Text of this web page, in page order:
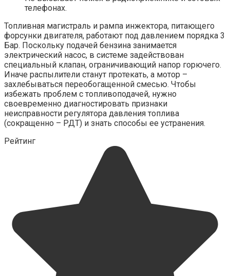
телефонах.
Топливная магистраль и рампа инжектора, питающего
форсунки двигателя, работают под давлением порядка 3
Бар. Поскольку подачей бензина занимается
электрический насос, в системе задействован
специальный клапан, ограничивающий напор горючего.
Иначе распылители станут протекать, а мотор –
захлебываться переобогащенной смесью. Чтобы
избежать проблем с топливоподачей, нужно
своевременно диагностировать признаки
неисправности регулятора давления топлива
(сокращенно – РДТ) и знать способы ее устранения.
Рейтинг